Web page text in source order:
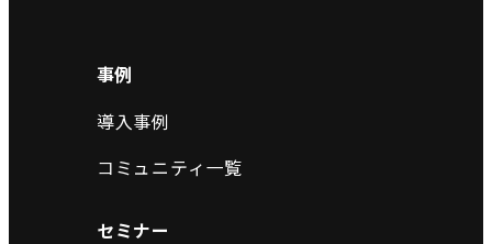
事例
導入事例
コミュニティ一覧
セミナー